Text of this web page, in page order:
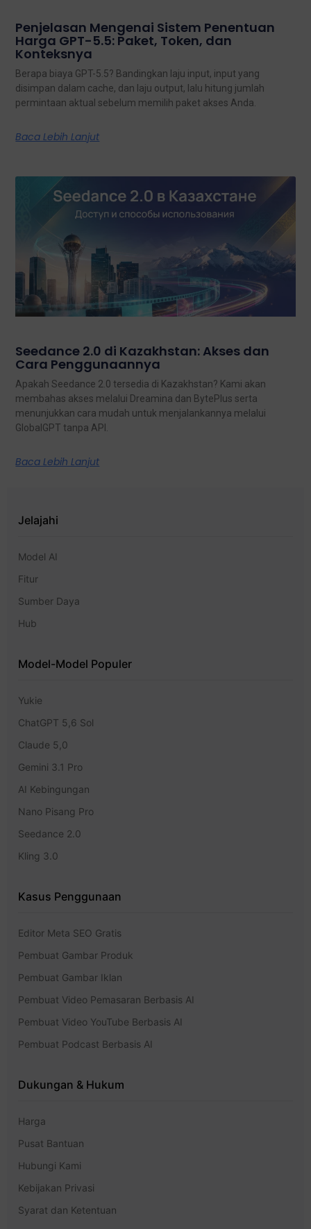
Penjelasan Mengenai Sistem Penentuan
Harga GPT-5.5: Paket, Token, dan
Konteksnya
Berapa biaya GPT-5.5? Bandingkan laju input, input yang
disimpan dalam cache, dan laju output, lalu hitung jumlah
permintaan aktual sebelum memilih paket akses Anda.
Baca Lebih Lanjut
Seedance 2.0 di Kazakhstan: Akses dan
Cara Penggunaannya
Apakah Seedance 2.0 tersedia di Kazakhstan? Kami akan
membahas akses melalui Dreamina dan BytePlus serta
menunjukkan cara mudah untuk menjalankannya melalui
GlobalGPT tanpa API.
Baca Lebih Lanjut
Jelajahi
Model AI
Fitur
Sumber Daya
Hub
Model-Model Populer
Yukie
ChatGPT 5,6 Sol
Claude 5,0
Gemini 3.1 Pro
AI Kebingungan
Nano Pisang Pro
Seedance 2.0
Kling 3.0
Kasus Penggunaan
Editor Meta SEO Gratis
Pembuat Gambar Produk
Pembuat Gambar Iklan
Pembuat Video Pemasaran Berbasis AI
Pembuat Video YouTube Berbasis AI
Pembuat Podcast Berbasis AI
Dukungan & Hukum
Harga
Pusat Bantuan
Hubungi Kami
Kebijakan Privasi
Syarat dan Ketentuan